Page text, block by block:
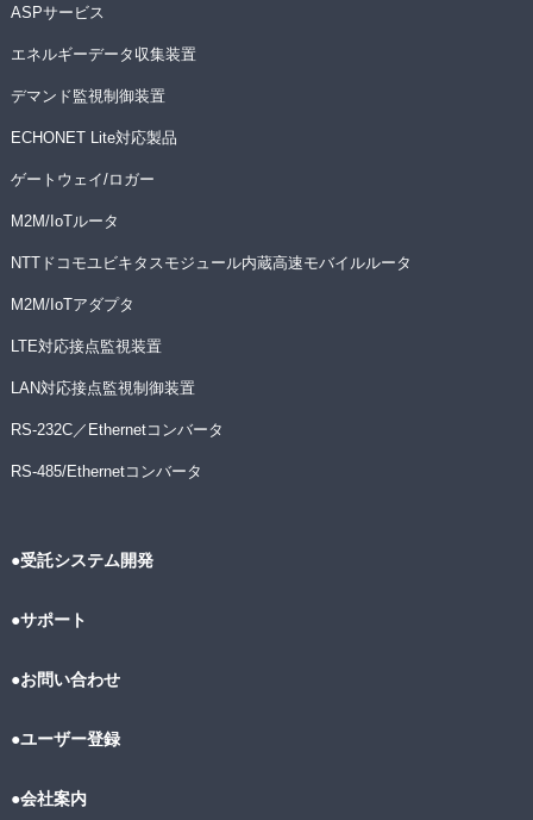
ASPサービス
エネルギーデータ収集装置
デマンド監視制御装置
ECHONET Lite対応製品
ゲートウェイ/ロガー
M2M/IoTルータ
NTTドコモユビキタスモジュール内蔵高速モバイルルータ
M2M/IoTアダプタ
LTE対応接点監視装置
LAN対応接点監視制御装置
RS-232C／Ethernetコンバータ
RS-485/Ethernetコンバータ
●受託システム開発
●サポート
●お問い合わせ
●ユーザー登録
●会社案内